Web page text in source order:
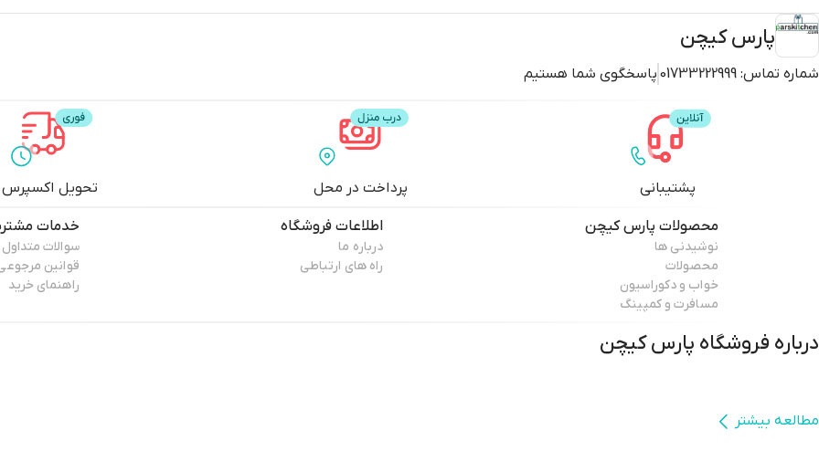
پارس کیچن
شماره تماس: 01733222999 پاسخگوی شما هستیم
پشتیبانی پرداخت در محل تحویل اکسپرس
محصولات پارس کیچن
نوشیدنی ها
محصولات
خواب و دکوراسیون
مسافرت و کمپینگ
اطلاعات فروشگاه
درباره ما
راه های ارتباطی
خدمات
سوالات متداول
قوانین
راهنمای خرید
درباره فروشگاه پارس کیچن
مطالعه بیشتر